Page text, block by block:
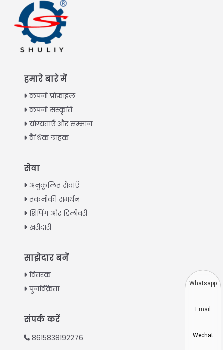
हमारे बारे में
कंपनी प्रोफ़ाइल
कंपनी संस्कृति
योग्यताएँ और सम्मान
वैश्विक ग्राहक
सेवा
अनुकूलित सेवाएँ
तकनीकी समर्थन
शिपिंग और डिलीवरी
खरीदारी
साझेदार बनें
वितरक
पुनर्विक्रेता
संपर्क करें
8615838192276
Korean
Vietnamese
Thai
Turkish
Swahili
Urdu
Greek
Italian
Whatsapp
Email
Wechat